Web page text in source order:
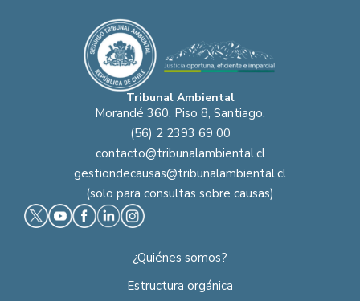
Tribunal Ambiental
Morandé 360, Piso 8, Santiago.
(56) 2 2393 69 00
contacto@tribunalambiental.cl
gestiondecausas@tribunalambiental.cl
(solo para consultas sobre causas)
¿Quiénes somos?
Estructura orgánica